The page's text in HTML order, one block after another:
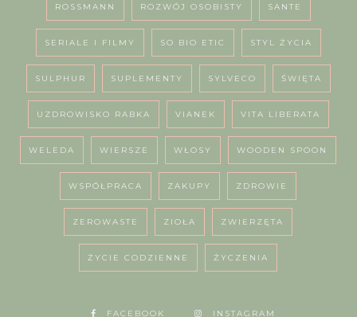
ROSSMANN ROZWÓJ OSOBISTY SANTE
SERIALE I FILMY SO BIO ETIC STYL ŻYCIA
SULPHUR SUPLEMENTY SYLVECO ŚWIĘTA
UZDROWISKO RABKA VIANEK VITA LIBERATA
WELEDA WIERSZE WŁOSY WOODEN SPOON
WSPÓŁPRACA ZAKUPY ZDROWIE
ZEROWASTE ZIOŁA ZWIERZĘTA
ŻYCIE CODZIENNE ŻYCZENIA
FACEBOOK INSTAGRAM